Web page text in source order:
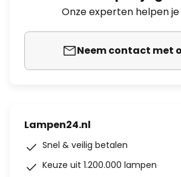
Onze experten helpen
Neem contact met
Lampen24.nl
Snel & veilig betalen
Keuze uit 1.200.000 lampen